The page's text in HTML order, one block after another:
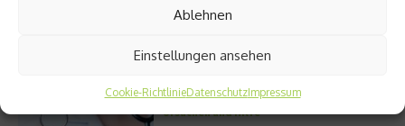
Ablehnen
Einstellungen ansehen
Cookie-RichtlinieDatenschutzImpressum
Bauchschmerzen beim Kind: Mögliche
Ursachen und Hilfe